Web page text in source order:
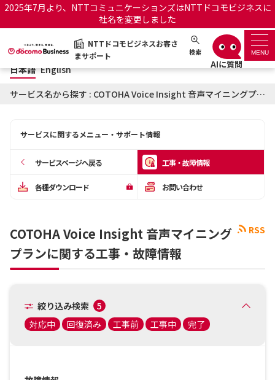
2025年7月より、NTTコミュニケーションズはNTTドコモビジネスに
社名を変更しました
NTTドコモビジネスお客さ
まサポート
検索 MENU
NTTドコモビジネスお客さまサポート 日本語 English
サポートトップ
お知らせ サポートサイトの使い方
オフィシャルサイト
日本語 English
サービス名から探す : COTOHA Voice Insight 音声マイニングプランに関する工事・故障情報
サービスに関するメニュー・サポート情報
サービスページへ戻る 工事・故障情報
各種ダウンロード お問い合わせ
RSS
COTOHA Voice Insight 音声マイニング
プランに関する工事・故障情報
絞り込み検索
5
対応中
回復済み 工事前 工事中 完了